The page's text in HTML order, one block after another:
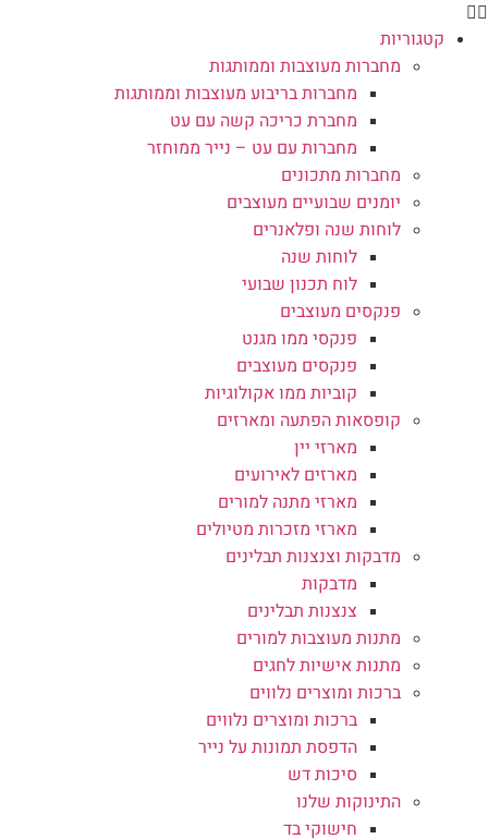
קטגוריות
מחברות מעוצבות וממותגות
מחברות בריבוע מעוצבות וממותגות
מחברת כריכה קשה עם עט
מחברות עם עט – נייר ממוחזר
מחברות מתכונים
יומנים שבועיים מעוצבים
לוחות שנה ופלאנרים
לוחות שנה
לוח תכנון שבועי
פנקסים מעוצבים
פנקסי ממו מגנט
פנקסים מעוצבים
קוביות ממו אקולוגיות
קופסאות הפתעה ומארזים
מארזי יין
מארזים לאירועים
מארזי מתנה למורים
מארזי מזכרות מטיולים
מדבקות וצנצנות תבלינים
מדבקות
צנצנות תבלינים
מתנות מעוצבות למורים
מתנות אישיות לחגים
ברכות ומוצרים נלווים
ברכות ומוצרים נלווים
הדפסת תמונות על נייר
סיכות דש
התינוקות שלנו
חישוקי בד